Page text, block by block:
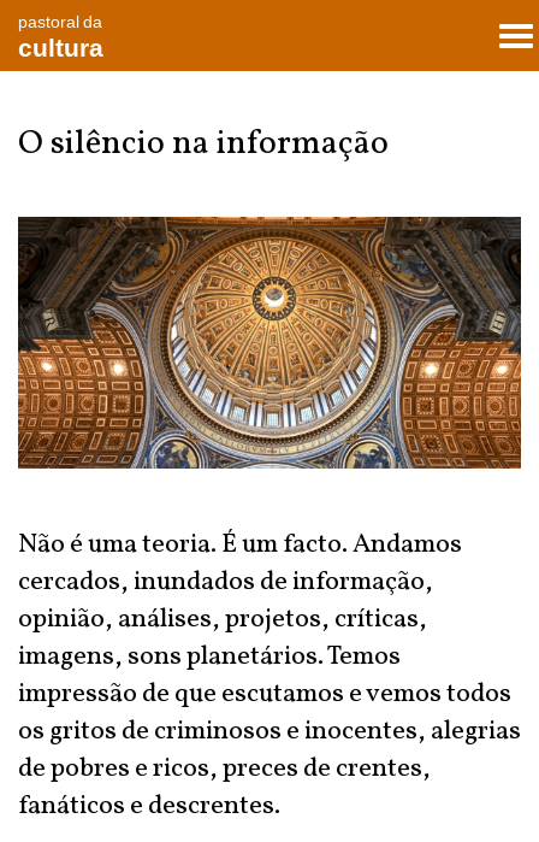
pastoral da
cultura
O silêncio na informação
Não é uma teoria. É um facto. Andamos
cercados, inundados de informação,
opinião, análises, projetos, críticas,
imagens, sons planetários. Temos
impressão de que escutamos e vemos todos
os gritos de criminosos e inocentes, alegrias
de pobres e ricos, preces de crentes,
fanáticos e descrentes.